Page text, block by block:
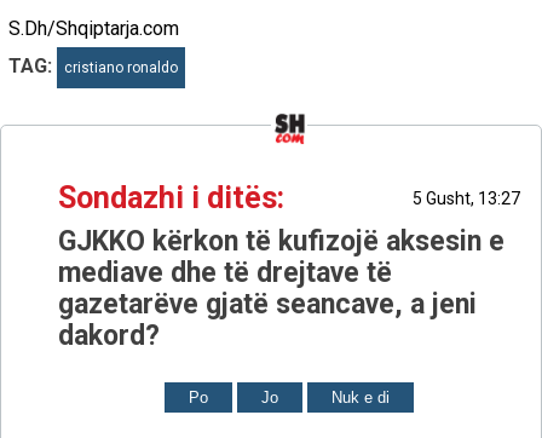
S.Dh/Shqiptarja.com
TAG:
cristiano ronaldo
Sondazhi i ditës: 5 Gusht, 13:27
GJKKO kërkon të kufizojë aksesin e
mediave dhe të drejtave të
gazetarëve gjatë seancave, a jeni
dakord?
Po Jo Nuk e di